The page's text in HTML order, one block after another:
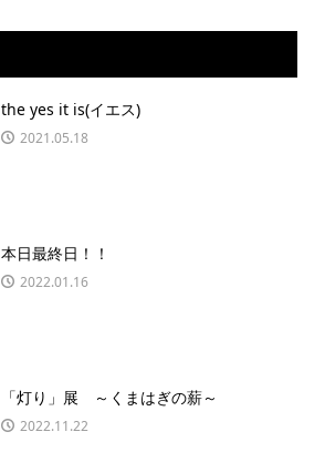
the yes it is(イエス)
2021.05.18
本日最終日！！
2022.01.16
「灯り」展 ～くまはぎの薪～
2022.11.22